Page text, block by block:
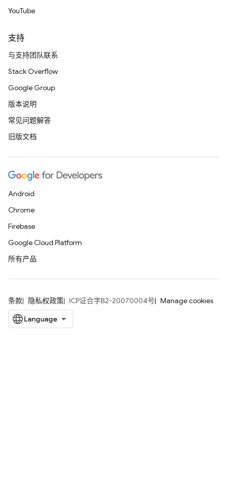
YouTube
支持
与支持团队联系
Stack Overflow
Google Group
版本说明
常见问题解答
旧版文档
Android
Chrome
Firebase
Google Cloud Platform
所有产品
条款 隐私权政策 ICP证合字B2-20070004号 Manage cookies